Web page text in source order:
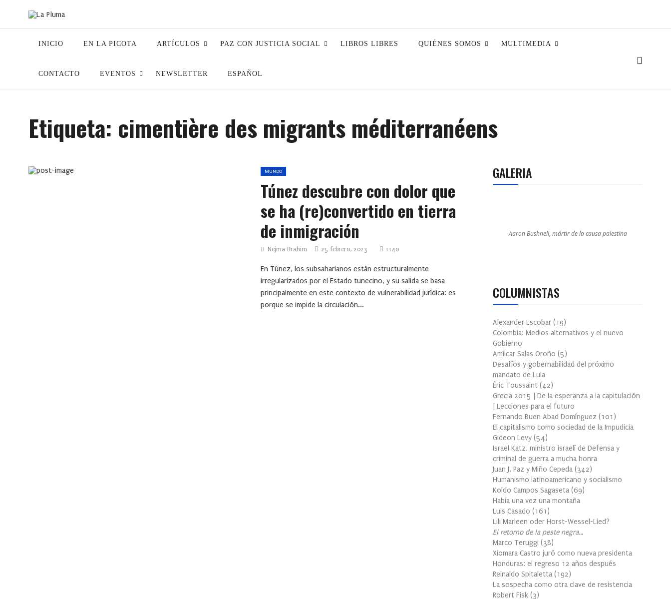
INICIO EN LA PICOTA ARTÍCULOS PAZ CON JUSTICIA SOCIAL LIBROS LIBRES QUIÉNES SOMOS MULTIMEDIA
CONTACTO EVENTOS NEWSLETTER ESPAÑOL
Etiqueta: cimentière des migrants méditerranéens
MUNDO
Túnez descubre con dolor que
se ha (re)convertido en tierra
de inmigración
Nejma Brahim 25 febrero, 2023 1140
En Túnez, los subsaharianos están estructuralmente
irregularizados por el Estado tunecino, y su salida se basa
principalmente en este contexto de vulnerabilidad jurídica: es
porque se impide la circulación...
GALERIA
Aaron Bushnell, mártir de la causa palestina
COLUMNISTAS
Alexander Escobar (19)
Colombia: Medios alternativos y el nuevo
Gobierno
Amílcar Salas Oroño (5)
Desafíos y gobernabilidad del próximo
mandato de Lula
Éric Toussaint (42)
Grecia 2015 | De la esperanza a la capitulación
| Lecciones para el futuro
Fernando Buen Abad Domínguez (101 )
El capitalismo como sociedad de la Impudicia
Gideon Levy (54)
Israel Katz, ministro israelí de Defensa y
criminal de guerra a mucha honra
Juan J. Paz y Miño Cepeda (342)
Humanismo latinoamericano y socialismo
Koldo Campos Sagaseta (69)
Había una vez una montaña
Luis Casado (161 )
Lili Marleen oder Horst-Wessel-Lied?
El retorno de la peste negra…
Marco Teruggi (38)
Xiomara Castro juró como nueva presidenta
Honduras: el regreso 12 años después
Reinaldo Spitaletta (192)
La sospecha como otra clave de resistencia
Robert Fisk (3)